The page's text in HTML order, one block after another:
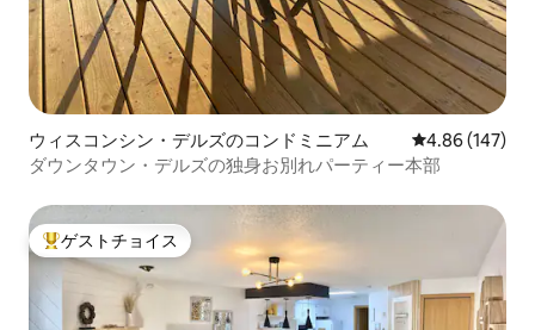
ウィスコンシン・デルズのコンドミニアム レビュー147
4.86 (147)
ダウンタウン・デルズの独身お別れパーティー本部
大好評のゲストチョイスです。
ゲストチョイス